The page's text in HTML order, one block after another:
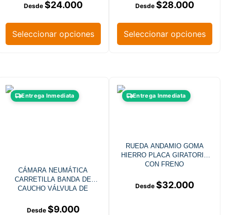
$24.000
Seleccionar opciones
$28.000
Seleccionar opciones
Entrega Inmediata
CÁMARA NEUMÁTICA
CARRETILLA BANDA DE
CAUCHO VÁLVULA DE
$9.000
Entrega Inmediata
RUEDA ANDAMIO GOMA
HIERRO PLACA GIRATORIA
CON FRENO
$32.000